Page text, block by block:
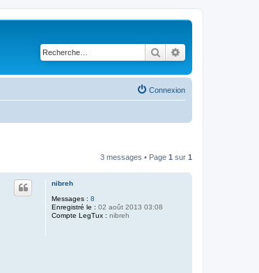
Rechercher
Connexion
3 messages • Page 1 sur 1
nibreh
Messages : 8
Enregistré le : 02 août 2013 03:08
Compte LegTux : nibreh